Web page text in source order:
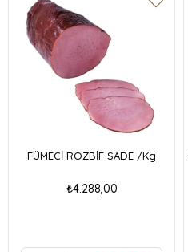
FÜMECİ ROZBİF SADE /Kg
₺4.288,00